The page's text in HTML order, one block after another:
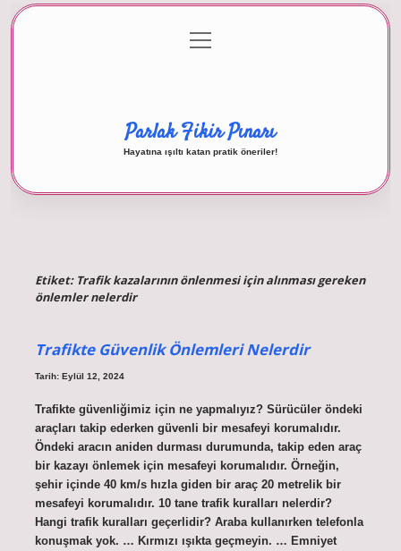
Gizlilik Politikası
menüyü
aç
Parlak Fikir Pınarı
Hayatına ışıltı katan pratik öneriler!
Etiket: Trafik kazalarının önlenmesi için alınması gereken
önlemler nelerdir
Trafikte Güvenlik Önlemleri Nelerdir
Tarih: Eylül 12, 2024
Trafikte güvenliğimiz için ne yapmalıyız? Sürücüler öndeki
araçları takip ederken güvenli bir mesafeyi korumalıdır.
Öndeki aracın aniden durması durumunda, takip eden araç
bir kazayı önlemek için mesafeyi korumalıdır. Örneğin,
şehir içinde 40 km/s hızla giden bir araç 20 metrelik bir
mesafeyi korumalıdır. 10 tane trafik kuralları nelerdir?
Hangi trafik kuralları geçerlidir? Araba kullanırken telefonla
konuşmak yok. … Kırmızı ışıkta geçmeyin. … Emniyet